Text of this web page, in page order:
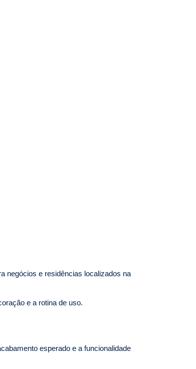
negócios e residências localizados na
e a rotina de uso.
esperado e a funcionalidade